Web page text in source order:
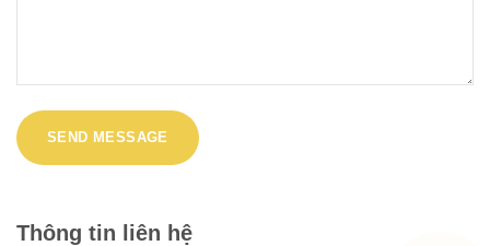
Thông tin liên hệ